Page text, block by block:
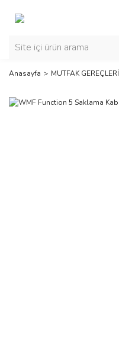
Anasayfa MUTFAK GEREÇLERİ